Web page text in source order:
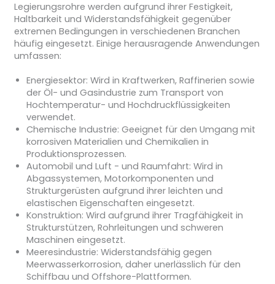
Legierungsrohre werden aufgrund ihrer Festigkeit,
Haltbarkeit und Widerstandsfähigkeit gegenüber
extremen Bedingungen in verschiedenen Branchen
häufig eingesetzt. Einige herausragende Anwendungen
umfassen:
Energiesektor: Wird in Kraftwerken, Raffinerien sowie
der Öl- und Gasindustrie zum Transport von
Hochtemperatur- und Hochdruckflüssigkeiten
verwendet.
Chemische Industrie: Geeignet für den Umgang mit
korrosiven Materialien und Chemikalien in
Produktionsprozessen.
Automobil und Luft - und Raumfahrt: Wird in
Abgassystemen, Motorkomponenten und
Strukturgerüsten aufgrund ihrer leichten und
elastischen Eigenschaften eingesetzt.
Konstruktion: Wird aufgrund ihrer Tragfähigkeit in
Strukturstützen, Rohrleitungen und schweren
Maschinen eingesetzt.
Meeresindustrie: Widerstandsfähig gegen
Meerwasserkorrosion, daher unerlässlich für den
Schiffbau und Offshore-Plattformen.